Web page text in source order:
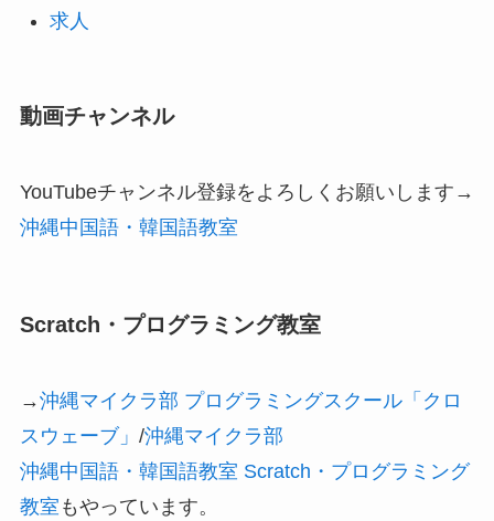
求人
動画チャンネル
YouTubeチャンネル登録をよろしくお願いします→
沖縄中国語・韓国語教室
Scratch・プログラミング教室
→沖縄マイクラ部 プログラミングスクール「クロ
スウェーブ」 /沖縄マイクラ部
沖縄中国語・韓国語教室 Scratch・プログラミング
教室 もやっています。